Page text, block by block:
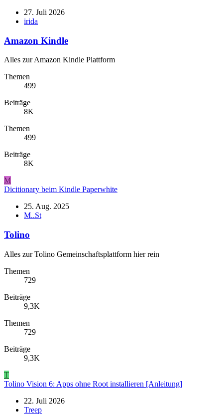
27. Juli 2026
irida
Amazon Kindle
Alles zur Amazon Kindle Plattform
Themen
499
Beiträge
8K
Themen
499
Beiträge
8K
M
Dicitionary beim Kindle Paperwhite
25. Aug. 2025
M..St
Tolino
Alles zur Tolino Gemeinschaftsplattform hier rein
Themen
729
Beiträge
9,3K
Themen
729
Beiträge
9,3K
T
Tolino Vision 6: Apps ohne Root installieren [Anleitung]
22. Juli 2026
Treep